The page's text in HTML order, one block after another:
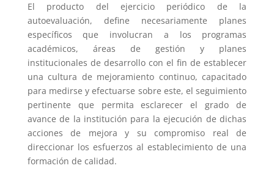
El producto del ejercicio periódico de la
autoevaluación, define necesariamente planes
específicos que involucran a los programas
académicos, áreas de gestión y planes
institucionales de desarrollo con el fin de establecer
una cultura de mejoramiento continuo, capacitado
para medirse y efectuarse sobre este, el seguimiento
pertinente que permita esclarecer el grado de
avance de la institución para la ejecución de dichas
acciones de mejora y su compromiso real de
direccionar los esfuerzos al establecimiento de una
formación de calidad.